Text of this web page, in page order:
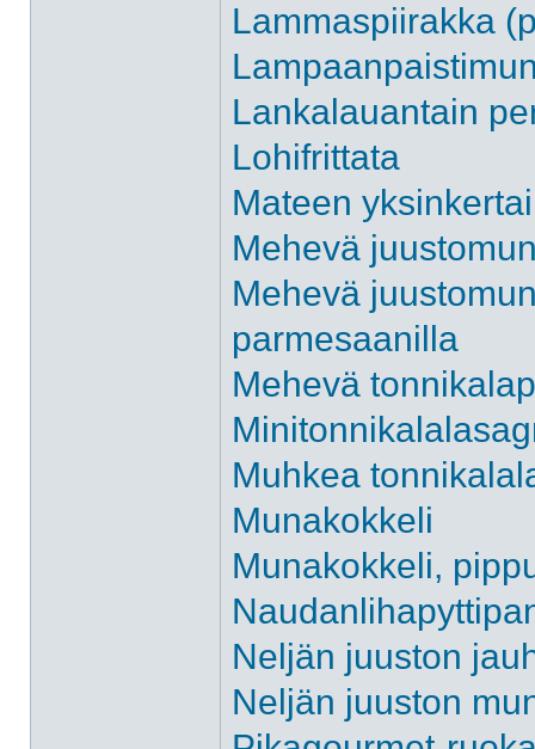
Lammaspiirakka
Lankalauantain
Lohifrittata
Mateen
Mehevä
Mehevä
parmesaanilla
Mehevä
Muhkea
Munakokkeli
Munakokkeli,
Neljän juuston
Neljän juuston